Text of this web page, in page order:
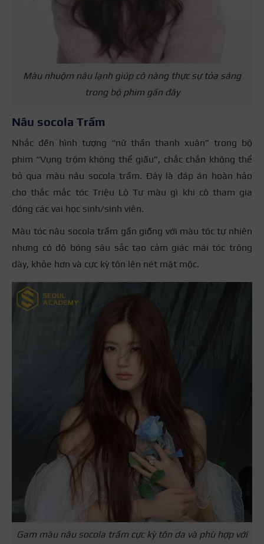
Màu nhuộm nâu lạnh giúp cô nàng thực sự tỏa sáng
trong bộ phim gần đây
Nâu socola Trầm
Nhắc đến hình tượng “nữ thần thanh xuân” trong bộ
phim “Vụng trộm không thể giấu”, chắc chắn không thể
bỏ qua màu nâu socola trầm. Đây là đáp án hoàn hảo
cho thắc mắc tóc Triệu Lộ Tư màu gì khi cô tham gia
đóng các vai học sinh/sinh viên.
Màu tóc nâu socola trầm gần giống với màu tóc tự nhiên
nhưng có độ bóng sâu sắc tạo cảm giác mái tóc trông
dày, khỏe hơn và cực kỳ tôn lên nét mặt mộc.
Gam màu nâu socola trầm cực kỳ tôn da và phù hợp với